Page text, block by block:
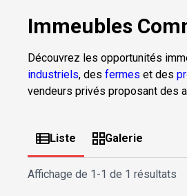
Immeubles
Découvrez les opportunités
industriels, des fermes et des
vendeurs privés proposant des
Liste Galerie
Affichage de 1-1 de 1 résultats